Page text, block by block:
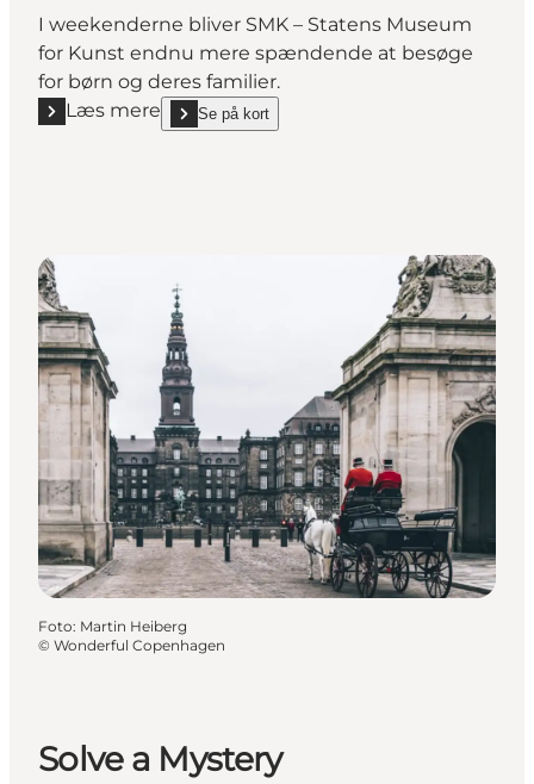
I weekenderne bliver SMK – Statens Museum
for Kunst endnu mere spændende at besøge
for børn og deres familier.
Læs mere
Læs mere "Børnenes Værksted på SMK"
Se på kort
show Børnenes Værksted på SMK on_map
Foto: Martin Heiberg
© Wonderful Copenhagen
Solve a Mystery